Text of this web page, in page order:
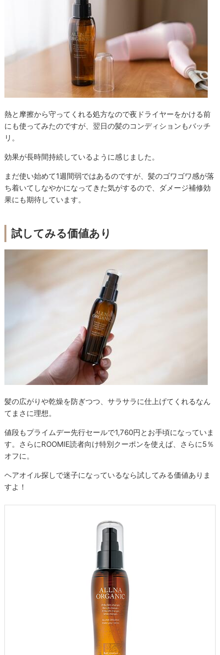
熱と摩擦から守ってくれる処方なので夜ドライヤーをかける前
にも使ってみたのですが、翌日の髪のコンディションもバッチ
リ。
効果が長時間持続しているように感じました。
まだ使い始めて1週間弱ではあるのですが、髪のゴワゴワ感が落
ち着いてしなやかになってきた気がするので、ダメージ補修効
果にも期待しています。
試してみる価値あり
髪の広がりや乾燥を防ぎつつ、サラサラに仕上げてくれるなん
てまさに理想。
値段もプライムデー先行セールで1,760円とお手頃になっていま
す。さらにROOMIE読者向け特別クーポンを使えば、さらに5％
オフに。
ヘアオイル探しで迷子になっているなら試してみる価値ありま
すよ！